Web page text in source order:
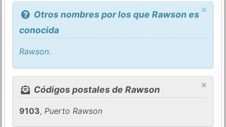
×
Otros nombres por los que Rawson es
conocida
Rawson.
×
Códigos postales de Rawson
9103, Puerto Rawson